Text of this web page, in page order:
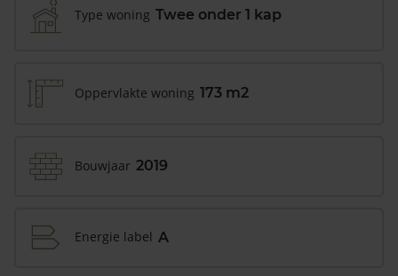
Type woning Twee onder 1 kap
Oppervlakte woning 173 m2
Bouwjaar 2019
Energie label A